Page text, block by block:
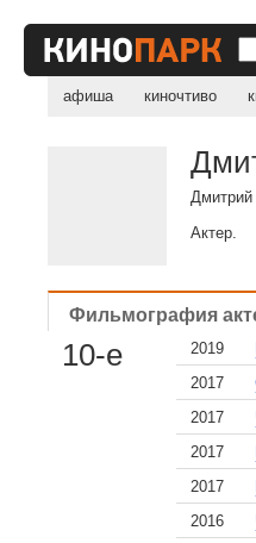
афиша киночтиво
Актер.
Фильмография
10-е 2019
2017
2017
2017
2017
2016